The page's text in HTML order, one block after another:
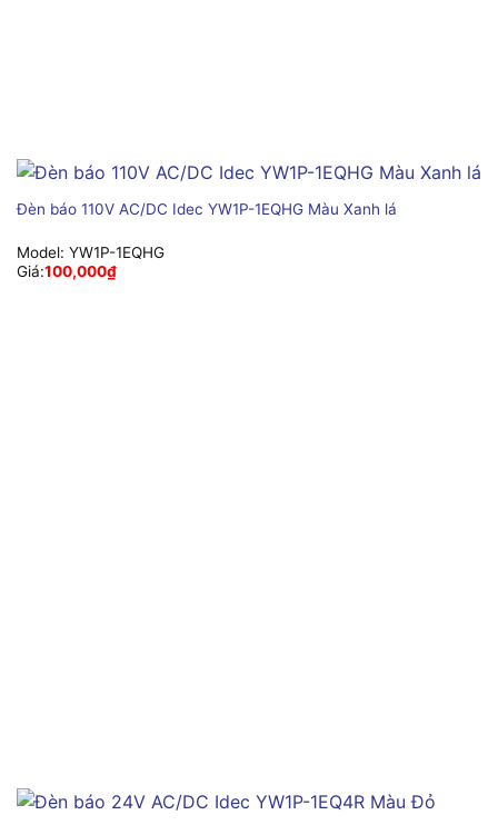
Đèn báo 110V AC/DC Idec YW1P-1EQHG Màu Xanh lá
Model: YW1P-1EQHG
Giá:100,000₫